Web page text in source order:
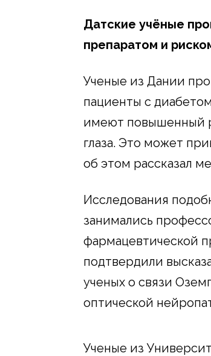
Датские учёные
препаратом и
Ученые из Дании
пациенты с
имеют повышенный
глаза. Это может
об этом рассказал
Исследования
занимались
фармацевтической
подтвердили
ученых о связи
оптической
Ученые из